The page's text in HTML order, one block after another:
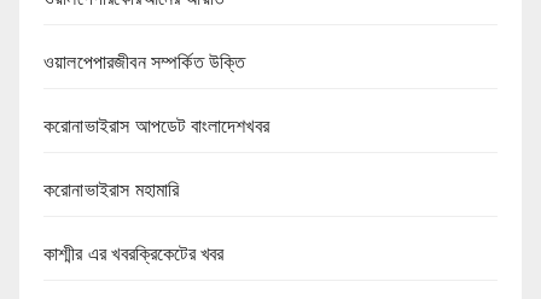
ওয়ালপেপারজীবন সম্পর্কিত উক্তি
করোনাভাইরাস আপডেট বাংলাদেশখবর
করোনাভাইরাস মহামারি
কাশ্মীর এর খবরক্রিকেটের খবর